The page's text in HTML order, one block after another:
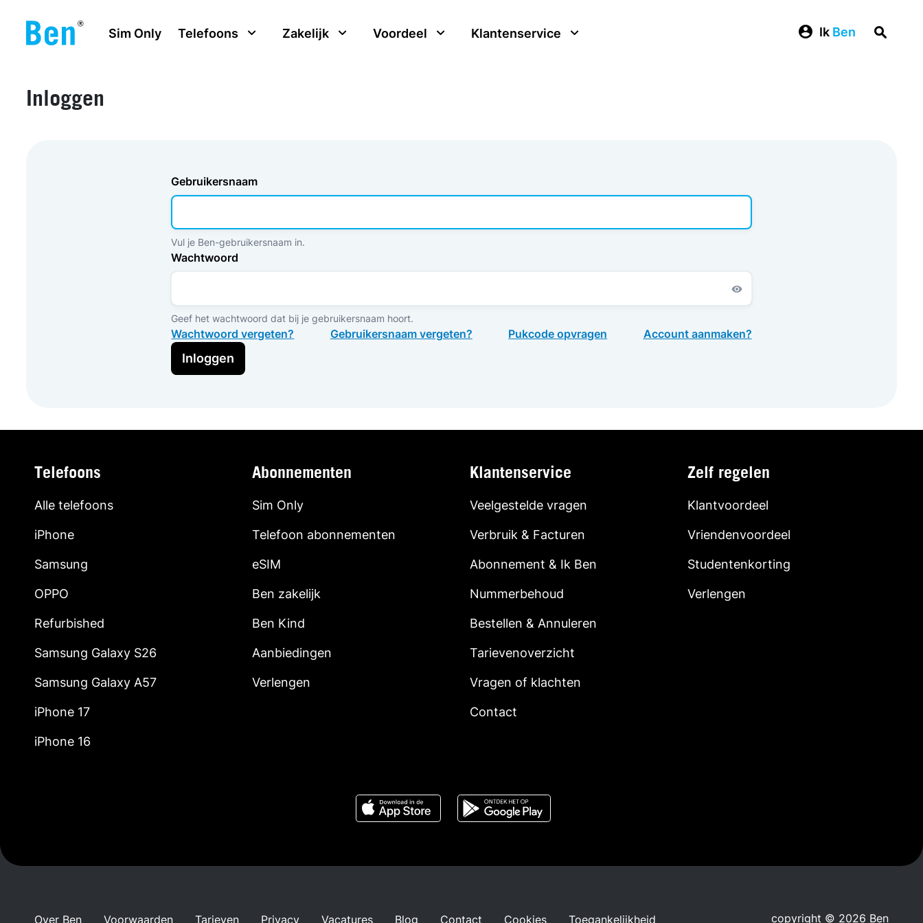
Sim Only
Telefoons Zakelijk Voordeel Klantenservice Ik Ben
Inloggen
Gebruikersnaam
Vul je Ben-gebruikersnaam in.
Wachtwoord
Geef het wachtwoord dat bij je gebruikersnaam hoort.
Wachtwoord vergeten? Gebruikersnaam vergeten? Pukcode opvragen Account aanmaken?
Inloggen
Telefoons
Alle telefoons
iPhone
Samsung
OPPO
Refurbished
Samsung Galaxy S26
Samsung Galaxy A57
iPhone 17
iPhone 16
Abonnementen
Sim Only
Telefoon abonnementen
eSIM
Ben zakelijk
Ben Kind
Aanbiedingen
Verlengen
Klantenservice
Veelgestelde vragen
Verbruik & Facturen
Abonnement & Ik Ben
Nummerbehoud
Bestellen & Annuleren
Tarievenoverzicht
Vragen of klachten
Contact
Zelf regelen
Klantvoordeel
Vriendenvoordeel
Studentenkorting
Verlengen
Over Ben Voorwaarden Tarieven Privacy Vacatures Blog Contact Cookies Toegankelijkheid copyright © 2026 Ben